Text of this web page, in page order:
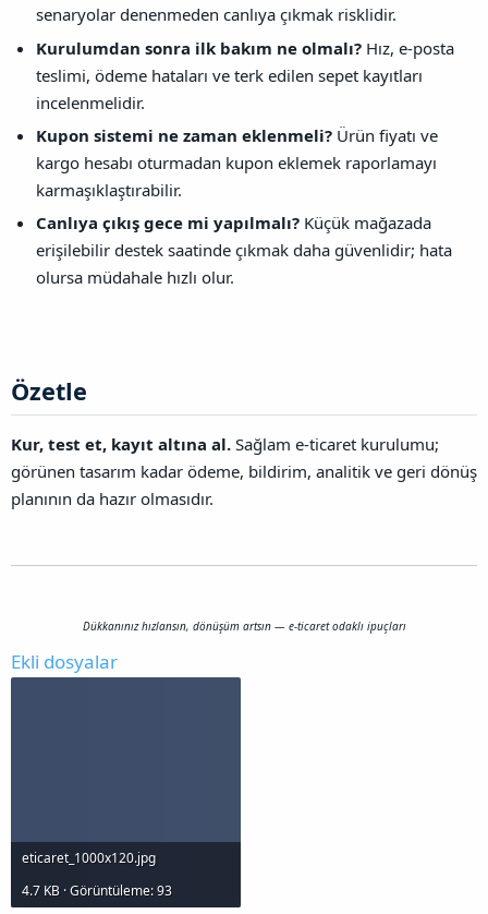
senaryolar denenmeden canlıya çıkmak risklidir.
Kurulumdan sonra ilk bakım ne olmalı? Hız, e-posta
teslimi, ödeme hataları ve terk edilen sepet kayıtları
incelenmelidir.
Kupon sistemi ne zaman eklenmeli? Ürün fiyatı ve
kargo hesabı oturmadan kupon eklemek raporlamayı
karmaşıklaştırabilir.
Canlıya çıkış gece mi yapılmalı? Küçük mağazada
erişilebilir destek saatinde çıkmak daha güvenlidir; hata
olursa müdahale hızlı olur.
Özetle​
Kur, test et, kayıt altına al. Sağlam e-ticaret kurulumu;
görünen tasarım kadar ödeme, bildirim, analitik ve geri dönüş
planının da hazır olmasıdır.
Dükkanınız hızlansın, dönüşüm artsın — e‑ticaret odaklı ipuçları
Ekli dosyalar
eticaret_1000x120.jpg
4.7 KB · Görüntüleme: 93